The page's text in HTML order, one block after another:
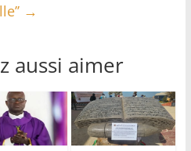
→
aussi aimer